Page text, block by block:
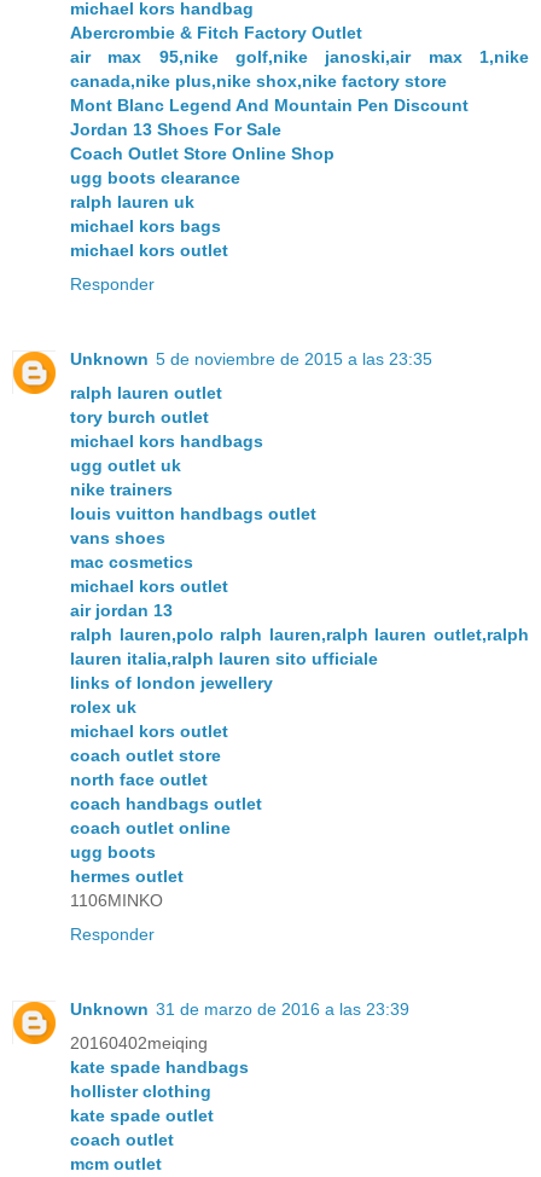
michael kors handbag
Abercrombie & Fitch Factory Outlet
air max 95,nike golf,nike janoski,air max 1,nike
canada,nike plus,nike shox,nike factory store
Mont Blanc Legend And Mountain Pen Discount
Jordan 13 Shoes For Sale
Coach Outlet Store Online Shop
ugg boots clearance
ralph lauren uk
michael kors bags
michael kors outlet
Responder
Unknown 5 de noviembre de 2015 a las 23:35
ralph lauren outlet
tory burch outlet
michael kors handbags
ugg outlet uk
nike trainers
louis vuitton handbags outlet
vans shoes
mac cosmetics
michael kors outlet
air jordan 13
ralph lauren,polo ralph lauren,ralph lauren outlet,ralph
lauren italia,ralph lauren sito ufficiale
links of london jewellery
rolex uk
michael kors outlet
coach outlet store
north face outlet
coach handbags outlet
coach outlet online
ugg boots
hermes outlet
1106MINKO
Responder
Unknown 31 de marzo de 2016 a las 23:39
20160402meiqing
kate spade handbags
hollister clothing
kate spade outlet
coach outlet
mcm outlet